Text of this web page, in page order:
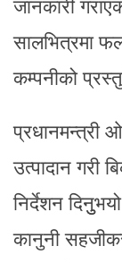
जानकारी
सालभित्रमा
कम्पनीको
प्रधानमन्त्री
उत्पादान गरी
निर्देशन
कानुनी